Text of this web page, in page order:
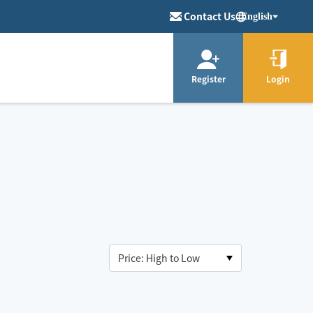
Contact Us English
Register Login